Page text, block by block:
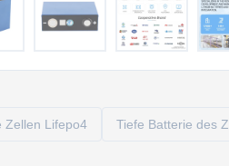
Zellen Lifepo4 Tiefe Batterie des